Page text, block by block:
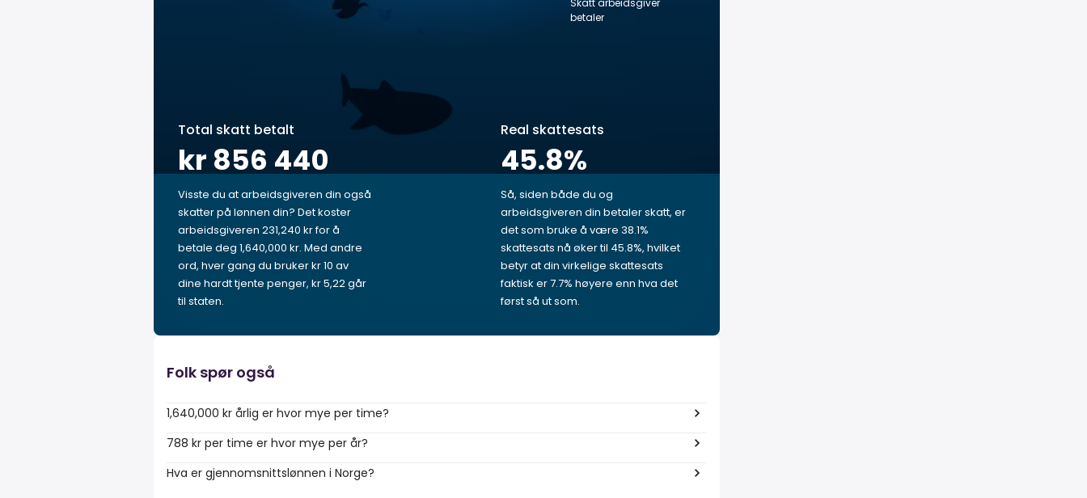
Skatt arbeidsgiver
betaler
Total skatt betalt
kr 856 440
Visste du at arbeidsgiveren din også
skatter på lønnen din? Det koster
arbeidsgiveren 231,240 kr for å
betale deg 1,640,000 kr. Med andre
ord, hver gang du bruker kr 10 av
dine hardt tjente penger, kr 5,22 går
til staten.
Real skattesats
45.8%
Så, siden både du og
arbeidsgiveren din betaler skatt, er
det som bruke å være 38.1%
skattesats nå øker til 45.8%, hvilket
betyr at din virkelige skattesats
faktisk er 7.7% høyere enn hva det
først så ut som.
Folk spør også
1,640,000 kr årlig er hvor mye per time?
788 kr per time er hvor mye per år?
Hva er gjennomsnittslønnen i Norge?